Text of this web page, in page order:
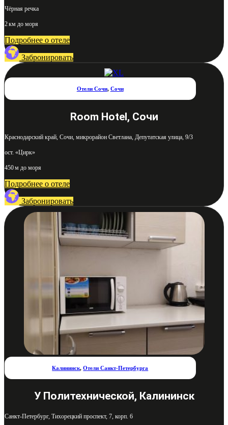
Чёрная речка
2 км до моря
Подробнее о отеле
Забронировать
Отели Сочи, Сочи
Room Hotel, Сочи
Краснодарский край, Сочи, микрорайон Светлана, Депутатская улица, 9/3
ост. «Цирк»
450 м до моря
Подробнее о отеле
Забронировать
Калининск,Отели Санкт-Петербурга
У Политехнической, Калининск
Санкт-Петербург, Тихорецкий проспект, 7, корп. 6